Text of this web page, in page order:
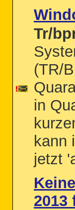
Tr/
(TR/
in
kann
jetzt